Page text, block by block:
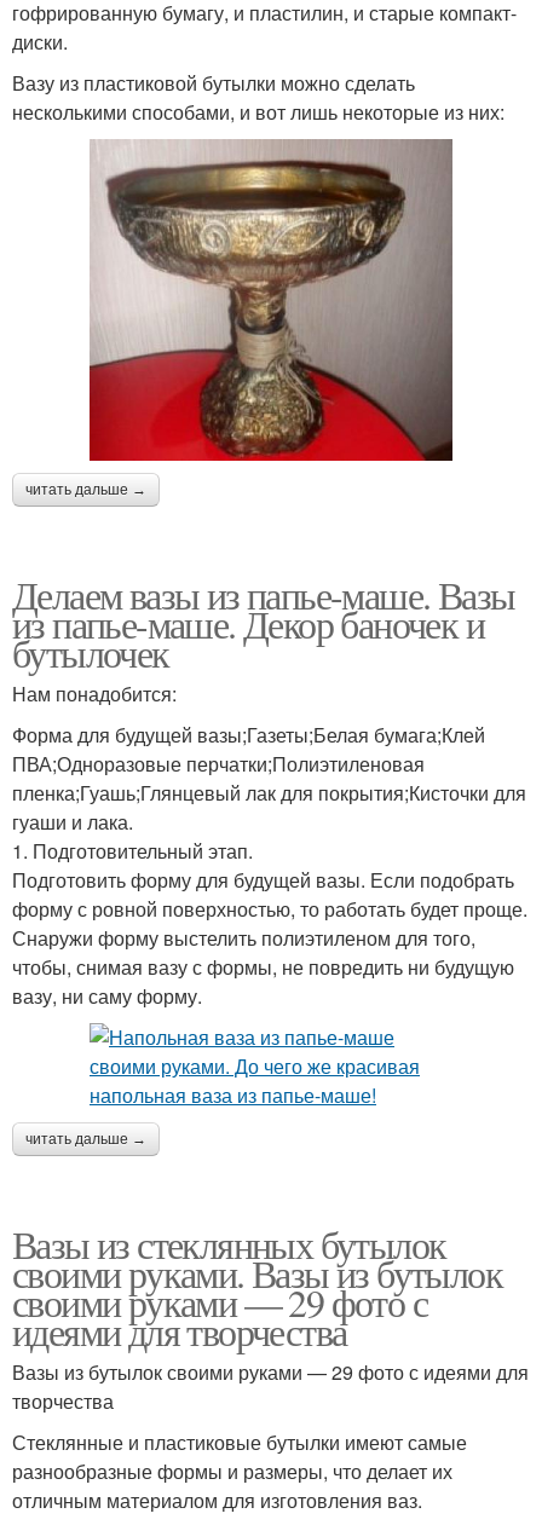
гофрированную бумагу, и пластилин, и старые компакт-
диски.
Вазу из пластиковой бутылки можно сделать
несколькими способами, и вот лишь некоторые из них:
читать дальше →
Делаем вазы из папье-маше. Вазы
из папье-маше. Декор баночек и
бутылочек
Нам понадобится:
Форма для будущей вазы;Газеты;Белая бумага;Клей
ПВА;Одноразовые перчатки;Полиэтиленовая
пленка;Гуашь;Глянцевый лак для покрытия;Кисточки для
гуаши и лака.
1. Подготовительный этап.
Подготовить форму для будущей вазы. Если подобрать
форму с ровной поверхностью, то работать будет проще.
Снаружи форму выстелить полиэтиленом для того,
чтобы, снимая вазу с формы, не повредить ни будущую
вазу, ни саму форму.
читать дальше →
Вазы из стеклянных бутылок
своими руками. Вазы из бутылок
своими руками — 29 фото с
идеями для творчества
Вазы из бутылок своими руками — 29 фото с идеями для
творчества
Стеклянные и пластиковые бутылки имеют самые
разнообразные формы и размеры, что делает их
отличным материалом для изготовления ваз.